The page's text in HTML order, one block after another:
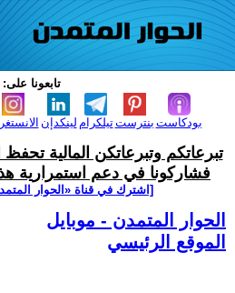
تابعونا على:
لينكدإن تيلكرامبنترست بودكاست
تبرعاتكم وتبرعاتكن المالية تحفظ
فشاركونا في دعم استمرارية
[اشترك في قناة ‫«الحوار
الحوار المتمدن - موبايل
الموقع الرئيسي